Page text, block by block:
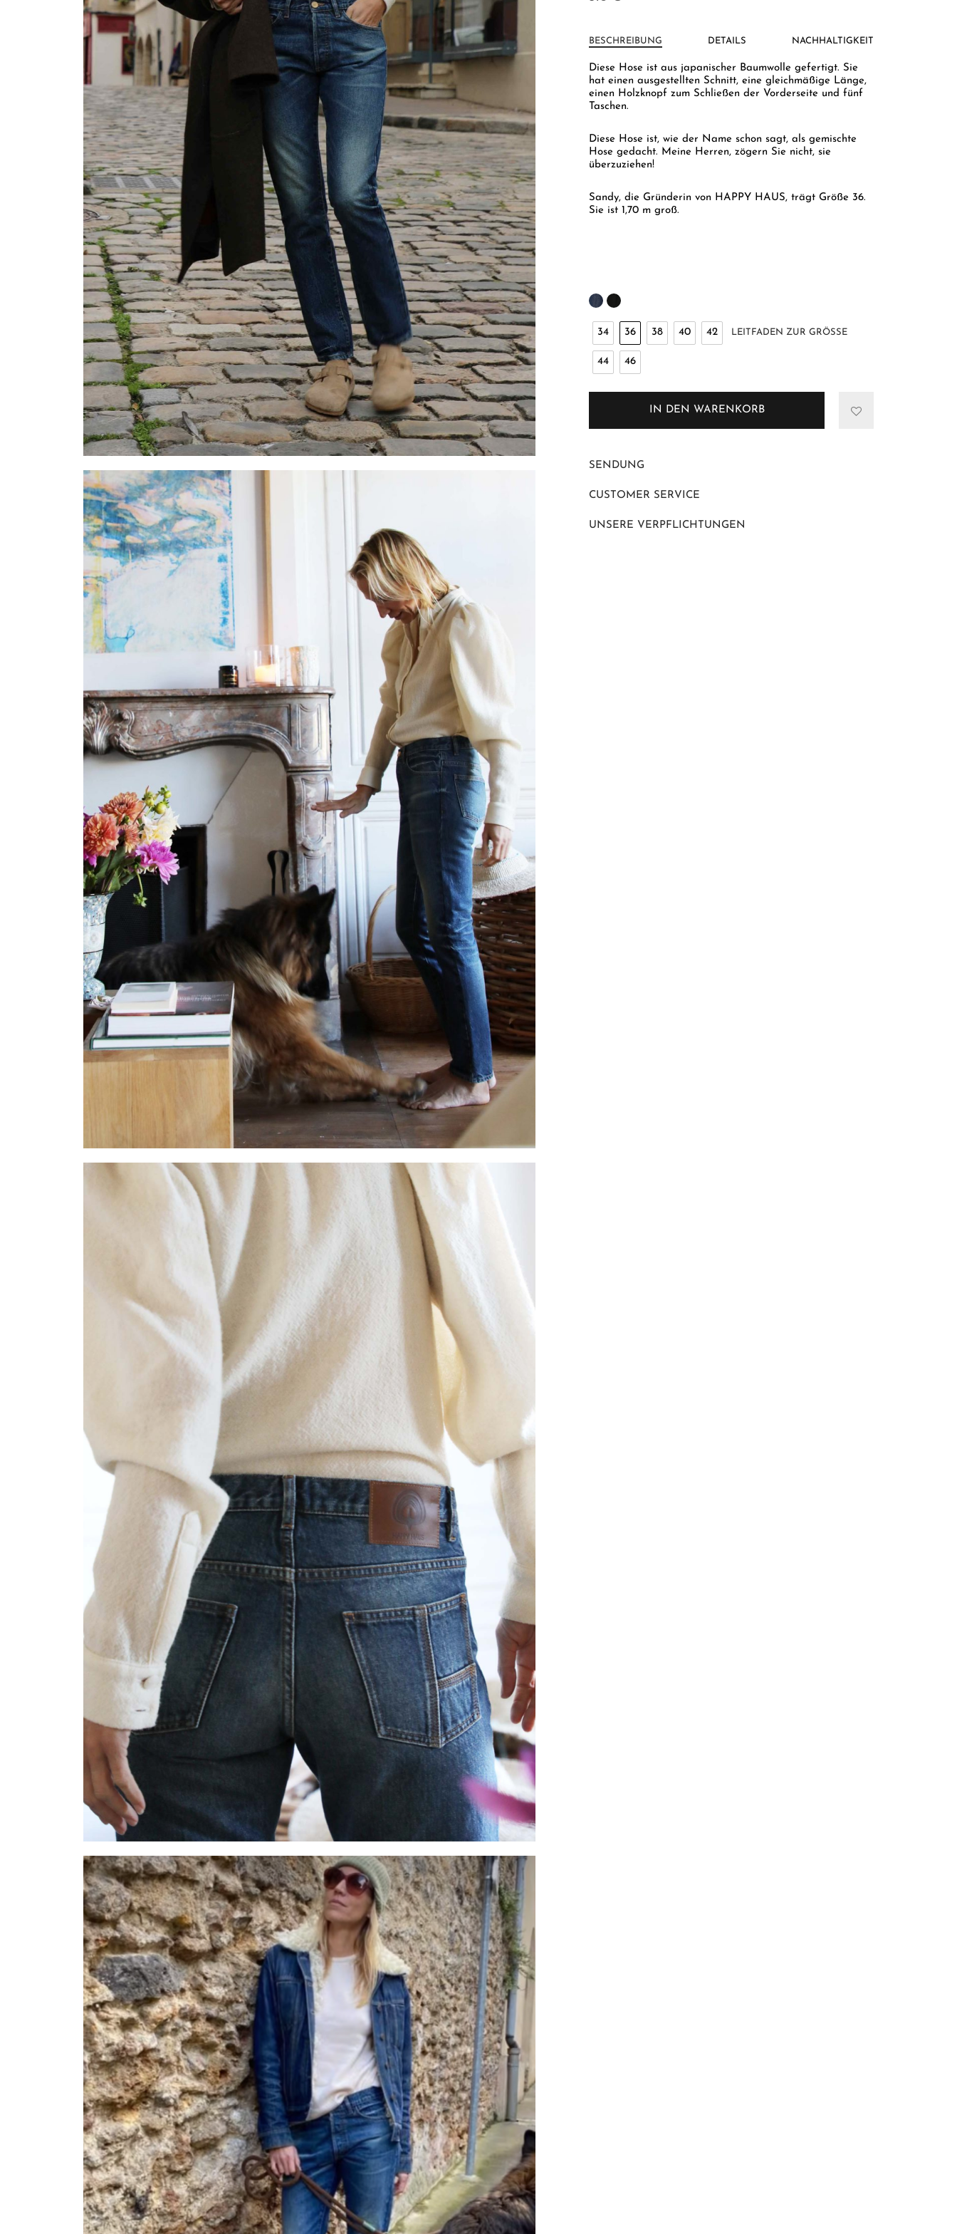
BESCHREIBUNG DETAILS NACHHALTIGKEIT
Diese Hose ist aus japanischer Baumwolle gefertigt. Sie
hat einen ausgestellten Schnitt, eine gleichmäßige Länge,
einen Holzknopf zum Schließen der Vorderseite und fünf
Taschen.
Diese Hose ist, wie der Name schon sagt, als gemischte
Hose gedacht. Meine Herren, zögern Sie nicht, sie
überzuziehen!
Sandy, die Gründerin von HAPPY HAUS, trägt Größe 36.
Sie ist 1,70 m groß.
34 36 38 40 42
44 46
LEITFADEN ZUR GRÖSSE
IN DEN WARENKORB
SENDUNG
CUSTOMER SERVICE
UNSERE VERPFLICHTUNGEN